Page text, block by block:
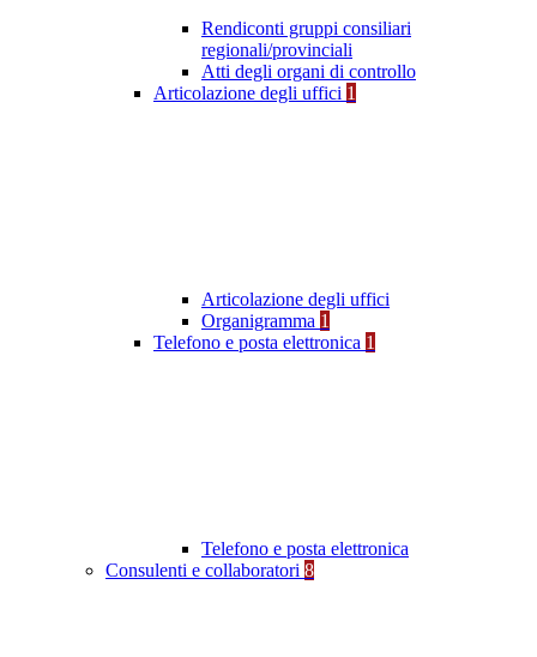
Rendiconti gruppi consiliari
regionali/provinciali
Atti degli organi di controllo
Articolazione degli uffici 1
Articolazione degli uffici
Organigramma 1
Telefono e posta elettronica 1
Telefono e posta elettronica
Consulenti e collaboratori 8